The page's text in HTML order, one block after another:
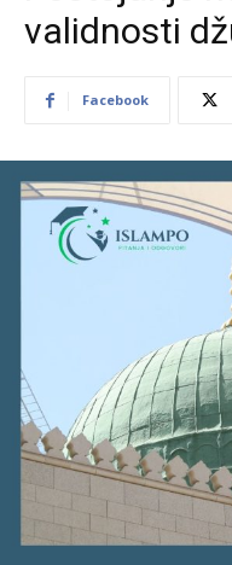
validnosti
Facebook